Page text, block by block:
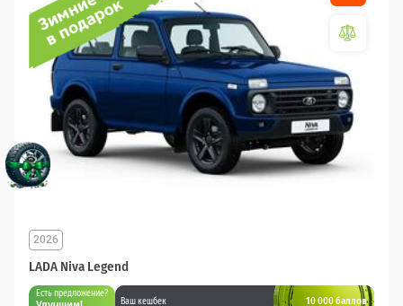
LADA Niva Legend
2026
Есть предложение?
Ваш кешбек 10 000 баллов